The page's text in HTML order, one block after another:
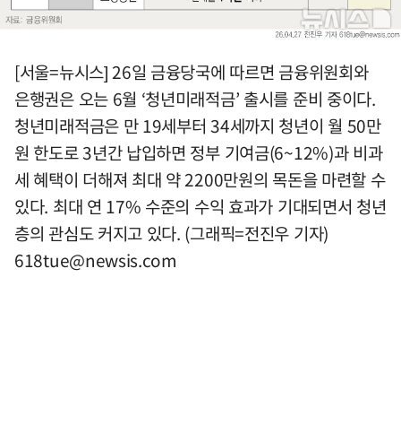
[서울=뉴시스] 26일 금융당국에 따르면 금융위원회와
은행권은 오는 6월 ‘청년미래적금’ 출시를 준비 중이다.
청년미래적금은 만 19세부터 34세까지 청년이 월 50만
원 한도로 3년간 납입하면 정부 기여금(6~12%)과 비과
세 혜택이 더해져 최대 약 2200만원의 목돈을 마련할 수
있다. 최대 연 17% 수준의 수익 효과가 기대되면서 청년
층의 관심도 커지고 있다. (그래픽=전진우 기자)
618tue@newsis.com